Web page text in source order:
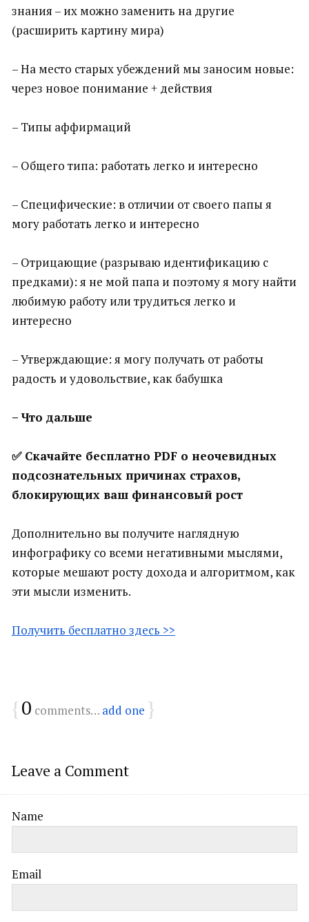
знания – их можно заменить на другие
(расширить картину мира)
– На место старых убеждений мы заносим новые:
через новое понимание + действия
– Типы аффирмаций
– Общего типа: работать легко и интересно
– Специфические: в отличии от своего папы я
могу работать легко и интересно
– Отрицающие (разрываю идентификацию с
предками): я не мой папа и поэтому я могу найти
любимую работу или трудиться легко и
интересно
– Утверждающие: я могу получать от работы
радость и удовольствие, как бабушка
– Что дальше
✅ Скачайте бесплатно PDF о неочевидных
подсознательных причинах страхов,
блокирующих ваш финансовый рост
Дополнительно вы получите наглядную
инфографику со всеми негативными мыслями,
которые мешают росту дохода и алгоритмом, как
эти мысли изменить.
Получить бесплатно здесь >>
{0 comments… add one }
Leave a Comment
Name
Email